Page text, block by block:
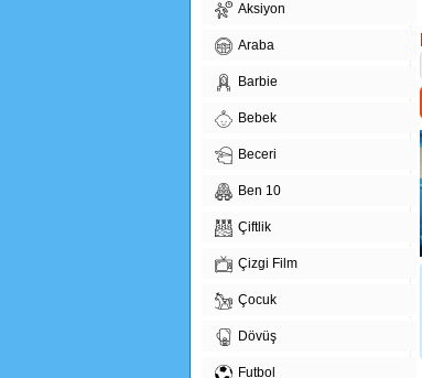
Aksiyon
Araba
Barbie
Bebek
Beceri
Ben 10
Çiftlik
Çizgi Film
Çocuk
Dövüş
Futbol